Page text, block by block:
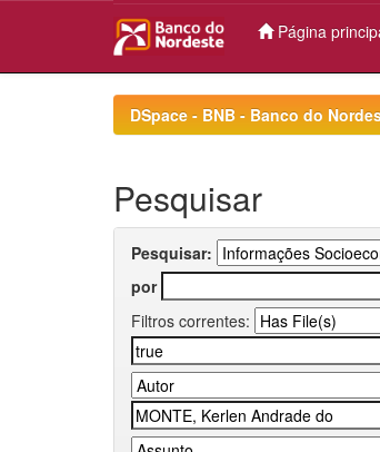
Página
DSpace - BNB - Banco do
Pesquisar
Pesquisar:
por
Filtros correntes: